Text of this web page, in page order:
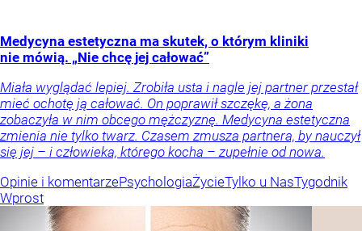
Medycyna estetyczna ma skutek, o którym kliniki
nie mówią. „Nie chcę jej całować”
Miała wyglądać lepiej. Zrobiła usta i nagle jej partner przestał
mieć ochotę ją całować. On poprawił szczękę, a żona
zobaczyła w nim obcego mężczyznę. Medycyna estetyczna
zmienia nie tylko twarz. Czasem zmusza partnera, by nauczył
się jej – i człowieka, którego kocha – zupełnie od nowa.
Opinie i komentarzePsychologiaŻycieTylko u NasTygodnik
Wprost